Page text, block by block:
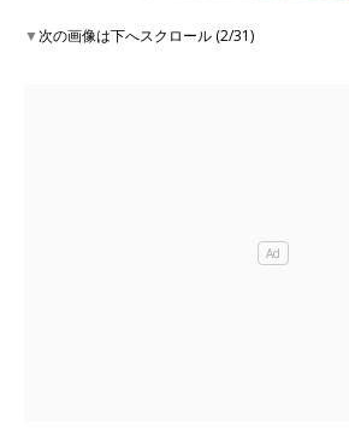
▼次の画像は下へスクロール (2/31)